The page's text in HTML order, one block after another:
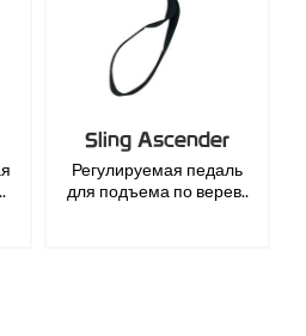
Sling Ascender
Регулируемая педаль
для подъема по верев..